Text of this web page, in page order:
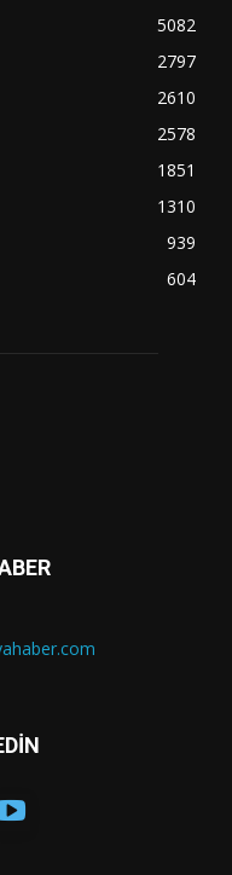
5082
2797
2610
2578
1851
1310
939
604